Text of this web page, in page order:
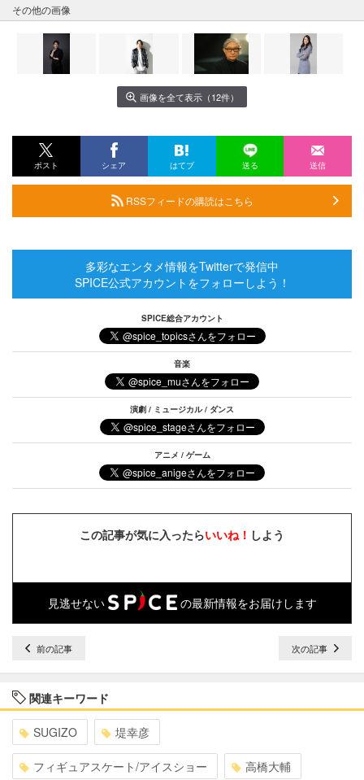
その他の画像
画像を全て表示（12件）
ポスト シェア はてブ 送る 送信
RSSフィードの購読はこちら
多彩なエンタメ情報をTwitterで発信中
SPICE公式アカウントをフォローしよう！
SPICE総合アカウント
音楽
演劇 / ミュージカル / ダンス
アニメ / ゲーム
この記事が気に入ったらいいね！ しよう
見逃せない の最新情報をお届けします
前の記事 次の記事
関連キーワード
SUGIZO 堤幸彦
フィギュアスケート/アイスショー 高橋大輔